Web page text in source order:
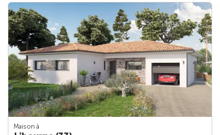
Maison à